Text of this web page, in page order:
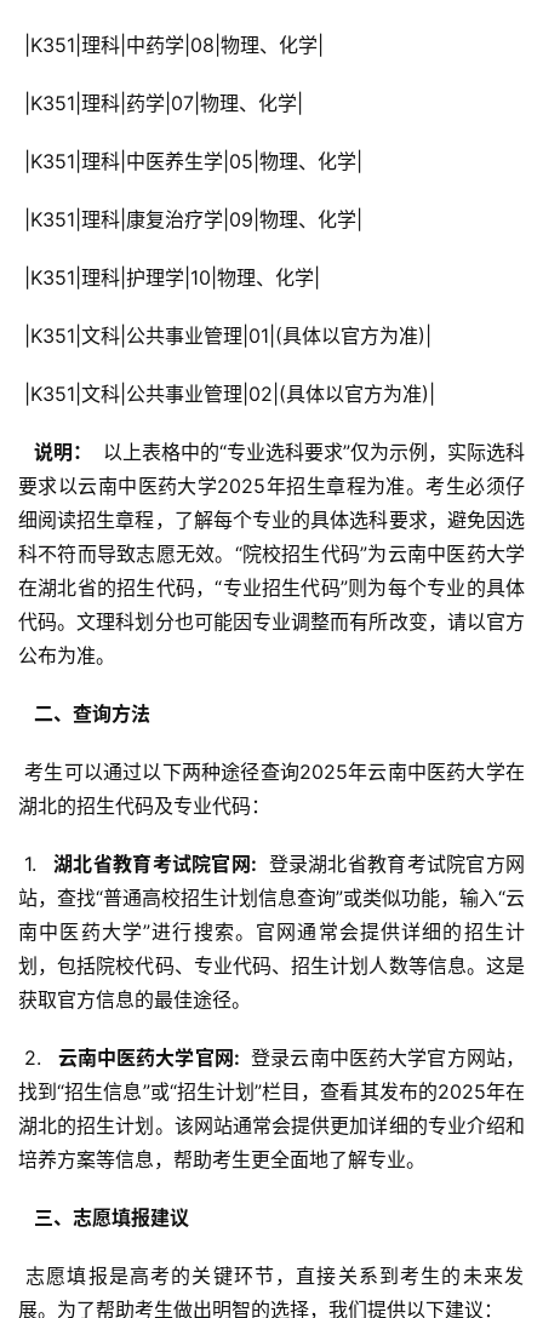
|K351|理科|中药学|08|物理、化学|
|K351|理科|药学|07|物理、化学|
|K351|理科|中医养生学|05|物理、化学|
|K351|理科|康复治疗学|09|物理、化学|
|K351|理科|护理学|10|物理、化学|
|K351|文科|公共事业管理|01|(具体以官方为准)|
|K351|文科|公共事业管理|02|(具体以官方为准)|
  说明：
以上表格中的“专业选科要求”仅为示例，实际选科
要求以云南中医药大学2025年招生章程为准。考生必须仔
细阅读招生章程，了解每个专业的具体选科要求，避免因选
科不符而导致志愿无效。“院校招生代码”为云南中医药大学
在湖北省的招生代码，“专业招生代码”则为每个专业的具体
代码。文理科划分也可能因专业调整而有所改变，请以官方
公布为准。
  二、查询方法
考生可以通过以下两种途径查询2025年云南中医药大学在
湖北的招生代码及专业代码：
1.
  湖北省教育考试院官网:
登录湖北省教育考试院官方网
站，查找“普通高校招生计划信息查询”或类似功能，输入“云
南中医药大学”进行搜索。官网通常会提供详细的招生计
划，包括院校代码、专业代码、招生计划人数等信息。这是
获取官方信息的最佳途径。
2.
  云南中医药大学官网:
登录云南中医药大学官方网站，
找到“招生信息”或“招生计划”栏目，查看其发布的2025年在
湖北的招生计划。该网站通常会提供更加详细的专业介绍和
培养方案等信息，帮助考生更全面地了解专业。
  三、志愿填报建议
志愿填报是高考的关键环节，直接关系到考生的未来发
展。为了帮助考生做出明智的选择，我们提供以下建议：